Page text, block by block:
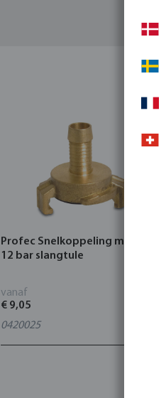
Profec Snelkoppeling messing
12 bar slangtule
vanaf
€ 9,05
0420025